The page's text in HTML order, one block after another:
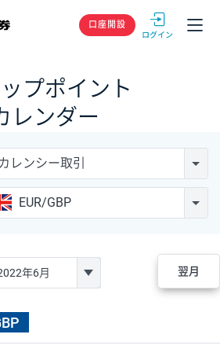
GMOクリック
口座開設
プポイント
レンダー
レンシー取引
EUR/GBP
翌月